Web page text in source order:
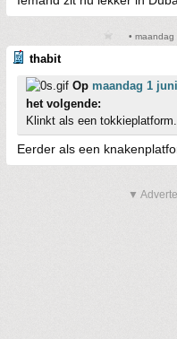
•
thabit
Op maandag 1
het volgende:
Klinkt als een tokkieplatform.
Eerder als een
▼